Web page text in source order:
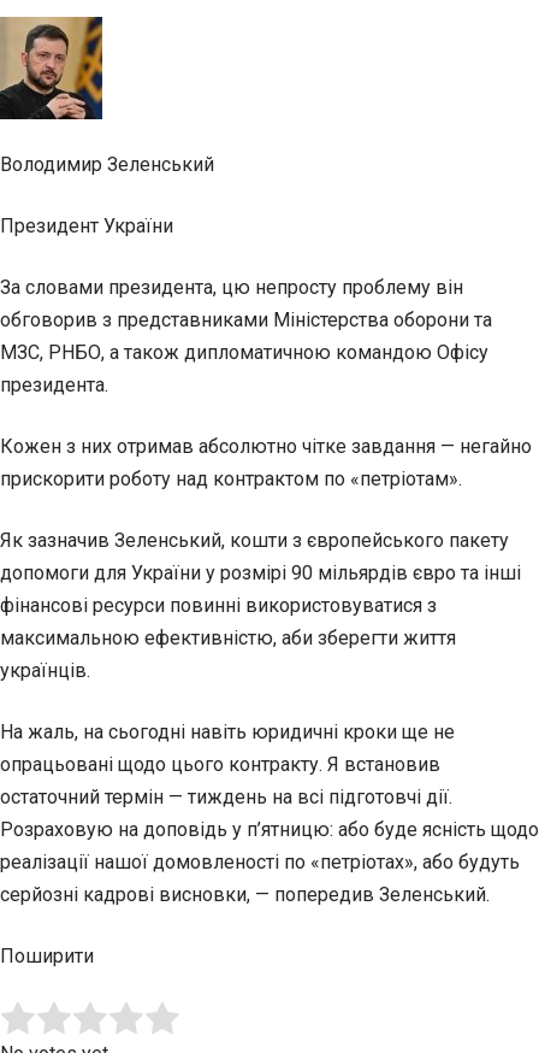
Володимир Зеленський
Президент України
За словами президента, цю непросту проблему він
обговорив з представниками Міністерства оборони та
МЗС, РНБО, а також дипломатичною командою Офісу
президента.
Кожен з них отримав абсолютно чітке завдання — негайно
прискорити роботу над контрактом по «петріотам».
Як зазначив Зеленський, кошти з європейського пакету
допомоги для України у розмірі 90 мільярдів євро та інші
фінансові ресурси повинні використовуватися з
максимальною ефективністю, аби зберегти життя
українців.
На жаль, на сьогодні навіть юридичні кроки ще не
опрацьовані щодо цього контракту. Я встановив
остаточний термін — тиждень на всі підготовчі дії.
Розраховую на доповідь у п’ятницю: або буде ясність щодо
реалізації нашої домовленості по «петріотах», або будуть
серйозні кадрові висновки, — попередив Зеленський.
Поширити
Rate this item: